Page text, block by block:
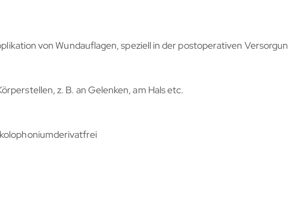
von Wundauflagen, speziell in der postoperativen
z. B. an Gelenken, am Hals etc.